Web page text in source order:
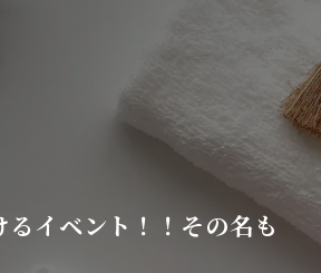
イベント！！その名も